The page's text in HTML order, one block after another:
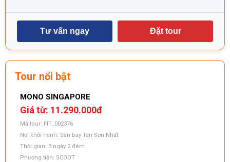
Tư vấn ngay Đặt tour
Tour nổi bật
MONO SINGAPORE
Giá từ: 11.290.000đ
Mã tour: FIT_002376
Nơi khởi hành: Sân bay Tân Sơn Nhất
Thời gian: 3 ngày 2 đêm
Phương tiện: SCOOT